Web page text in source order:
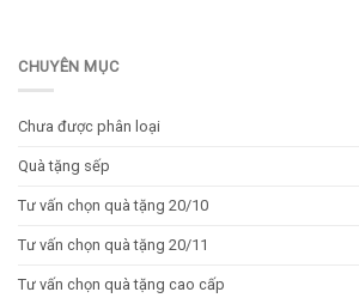
CHUYÊN MỤC
Chưa được phân loại
Quà tặng sếp
Tư vấn chọn quà tặng 20/10
Tư vấn chọn quà tặng 20/11
Tư vấn chọn quà tặng cao cấp